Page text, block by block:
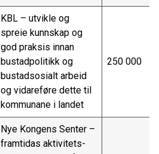
KBL – utvikle og
spreie kunnskap og
god praksis innan
bustadpolitikk og
bustadsosialt arbeid
og vidareføre dette til
kommunane i landet
250 000
Nye Kongens Senter –
framtidas aktivitets-